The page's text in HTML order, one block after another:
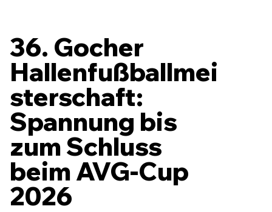
36. Gocher
Hallenfußballmei
sterschaft:
Spannung bis
zum Schluss
beim AVG-Cup
2026